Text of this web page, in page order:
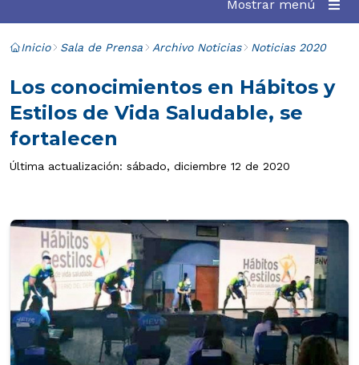
Mostrar menú
Inicio Sala de Prensa Archivo Noticias Noticias 2020
Los conocimientos en Hábitos y
Estilos de Vida Saludable, se
fortalecen
Última actualización: sábado, diciembre 12 de 2020